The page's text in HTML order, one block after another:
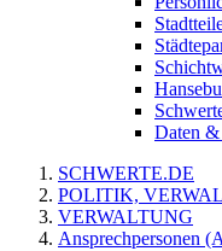
Daten
SCHWERTE.DE
POLITIK,
VERWALTUNG
Ansprechpersonen